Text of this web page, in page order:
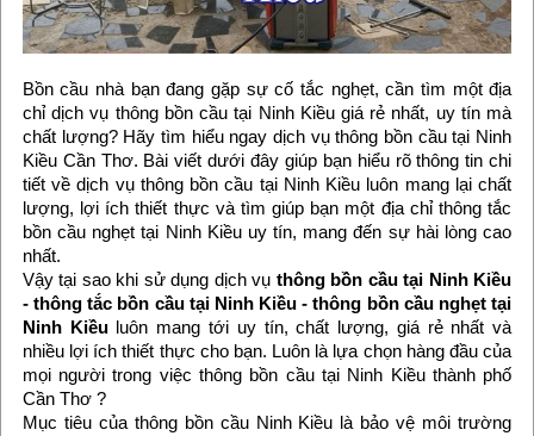
Bồn cầu nhà bạn đang gặp sự cố tắc nghẹt, cần tìm một địa
chỉ dịch vụ thông bồn cầu tại Ninh Kiều giá rẻ nhất, uy tín mà
chất lượng? Hãy tìm hiểu ngay dịch vụ thông bồn cầu tại Ninh
Kiều Cần Thơ. Bài viết dưới đây giúp bạn hiểu rõ thông tin chi
tiết về dịch vụ thông bồn cầu tại Ninh Kiều luôn mang lại chất
lượng, lợi ích thiết thực và tìm giúp bạn một địa chỉ thông tắc
bồn cầu nghẹt tại Ninh Kiều uy tín, mang đến sự hài lòng cao
nhất.
Vậy tại sao khi sử dụng dịch vụ thông bồn cầu tại Ninh Kiều
- thông tắc bồn cầu tại Ninh Kiều - thông bồn cầu nghẹt tại
Ninh Kiềuluôn mang tới uy tín, chất lượng, giá rẻ nhất và
nhiều lợi ích thiết thực cho bạn. Luôn là lựa chọn hàng đầu của
mọi người trong việc thông bồn cầu tại Ninh Kiều thành phố
Cần Thơ ?
Mục tiêu của thông bồn cầu Ninh Kiều là bảo vệ môi trường